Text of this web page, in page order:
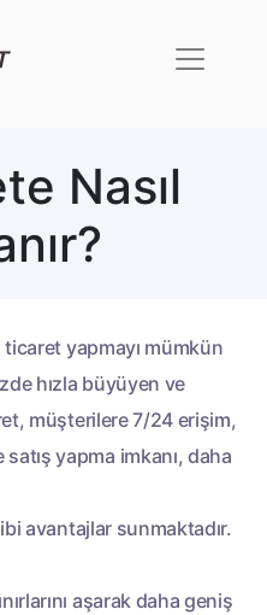
Nasıl
yapmayı mümkün
hızla büyüyen ve
müşterilere 7/24 erişim,
yapma imkanı, daha
avantajlar sunmaktadır.
aşarak daha geniş